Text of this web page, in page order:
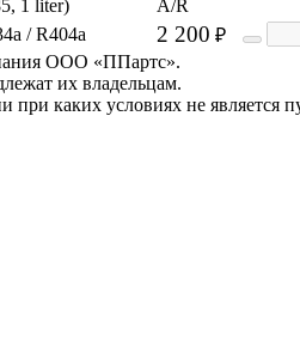
1 liter)
A/R
/ R404a 2 200 ₽
ООО «ППартс».
их владельцам.
при каких условиях не является